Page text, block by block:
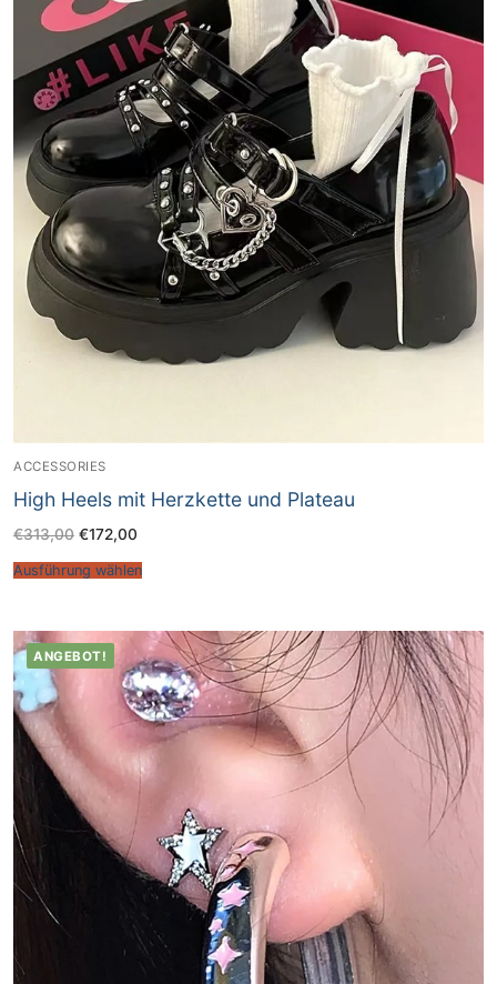
ACCESSORIES
High Heels mit Herzkette und Plateau
€313,00 €172,00
Ausführung wählen
ANGEBOT!